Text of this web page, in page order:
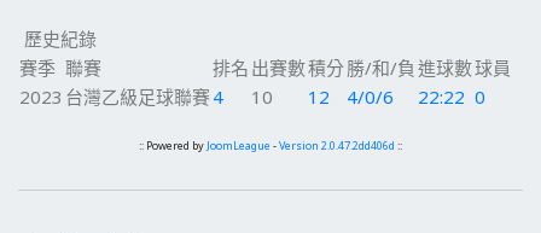
歷史紀錄
賽季 聯賽 排名 出賽數積分勝/和/負 進球數球員
2023 台灣乙級足球聯賽 4 10 12 4/0/6 22:22 0
:: Powered by JoomLeague -Version 2.0.47.2dd406d ::